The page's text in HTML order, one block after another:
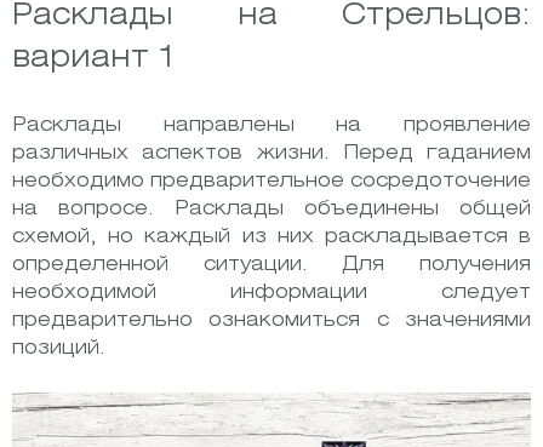
Расклады на Стрельцов:
вариант 1
Расклады направлены на проявление
различных аспектов жизни. Перед гаданием
необходимо предварительное сосредоточение
на вопросе. Расклады объединены общей
схемой, но каждый из них раскладывается в
определенной ситуации. Для получения
необходимой информации следует
предварительно ознакомиться с значениями
позиций.